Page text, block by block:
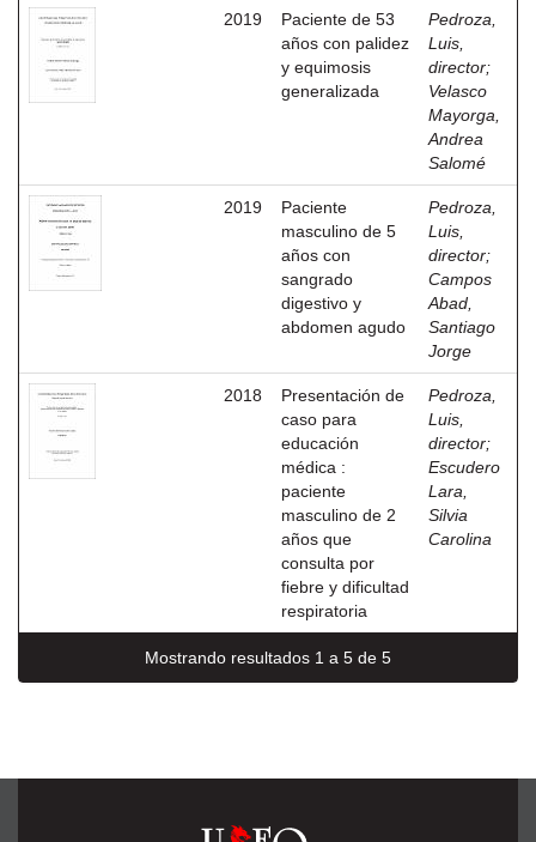
2019
Paciente de 53
años con palidez
y equimosis
generalizada
Pedroza,
Luis,
director;
Velasco
Mayorga,
Andrea
Salomé
2019
Paciente
masculino de 5
años con
sangrado
digestivo y
abdomen agudo
Pedroza,
Luis,
director;
Campos
Abad,
Santiago
Jorge
2018
Presentación de
caso para
educación
médica :
paciente
masculino de 2
años que
consulta por
fiebre y dificultad
respiratoria
Pedroza,
Luis,
director;
Escudero
Lara,
Silvia
Carolina
Mostrando resultados 1 a 5 de 5